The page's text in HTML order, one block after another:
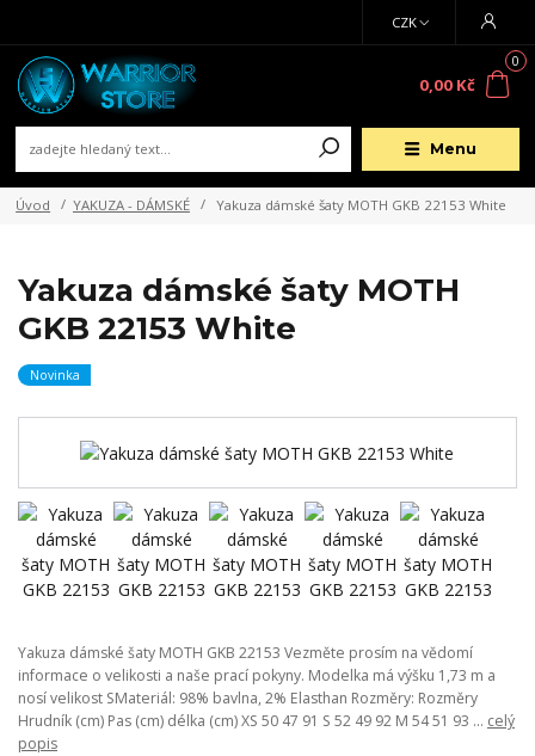
Menu
CZK
0
0,00 Kč
Úvod YAKUZA - DÁMSKÉ Yakuza dámské šaty MOTH GKB 22153 White
Yakuza dámské šaty MOTH
GKB 22153 White
Novinka
Yakuza dámské šaty MOTH GKB 22153 Vezměte prosím na vědomí
informace o velikosti a naše prací pokyny. Modelka má výšku 1,73 m a
nosí velikost SMateriál: 98% bavlna, 2% Elasthan Rozměry: Rozměry
Hrudník (cm) Pas (cm) délka (cm) XS 50 47 91 S 52 49 92 M 54 51 93 ... celý
popis